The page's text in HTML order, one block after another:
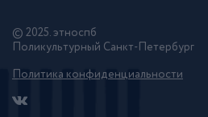
© 2025. этноспб
Поликультурный Санкт-Петербург
Политика конфиденциальности